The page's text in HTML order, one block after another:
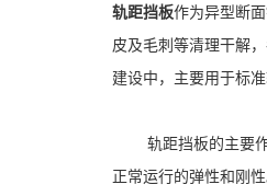
轨距挡板作为异型断
皮及毛刺等清理干解
建设中，主要用于标
轨距挡板的主要作
正常运行的弹性和刚性